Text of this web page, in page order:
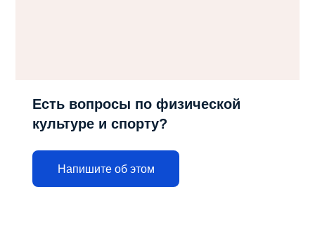
Есть вопросы по физической
культуре и спорту?
Напишите об этом